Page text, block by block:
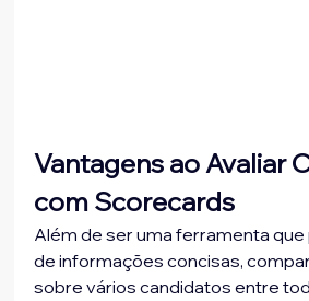
Vantagens ao Avaliar
com Scorecards
Além de ser uma ferramenta
de informações concisas,
sobre vários candidatos entre